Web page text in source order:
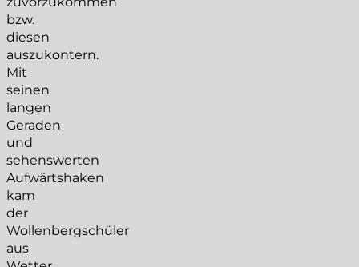
bzw.
diesen
auszukontern.
Mit
seinen
langen
Geraden
und
sehenswerten
Aufwärtshaken
kam
der
Wollenbergschüler
aus